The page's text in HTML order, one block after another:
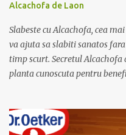
n
a
r
u
Alcachofa de Laon
Slabeste cu Alcachofa, cea
va ajuta sa slabiti sanatos
timp scurt. Secretul
planta cunoscuta pentru